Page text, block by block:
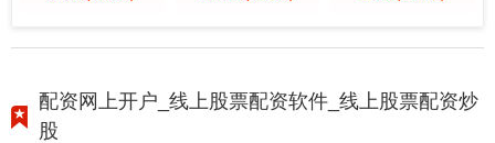
配资网上开户_线上股票配资软件_线上股票配资炒
股